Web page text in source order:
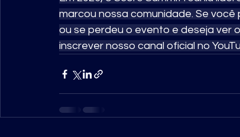
marcou nossa comunidade. Se
ou se perdeu o evento e deseja ver
inscrever nosso canal oficial no